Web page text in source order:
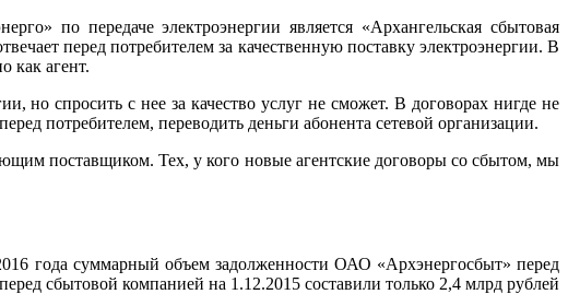
по передаче электроэнергии является «Архангельская сбытовая
перед потребителем за качественную поставку электроэнергии. В
как агент.
но спросить с нее за качество услуг не сможет. В договорах нигде не
потребителем, переводить деньги абонента сетевой организации.
поставщиком. Тех, у кого новые агентские договоры со сбытом, мы
года суммарный объем задолженности ОАО «Архэнергосбыт» перед
сбытовой компанией на 1.12.2015 составили только 2,4 млрд рублей